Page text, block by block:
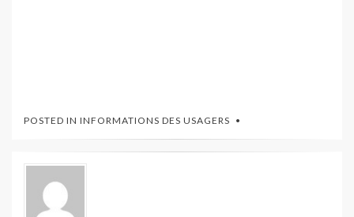
POSTED IN INFORMATIONS DES USAGERS